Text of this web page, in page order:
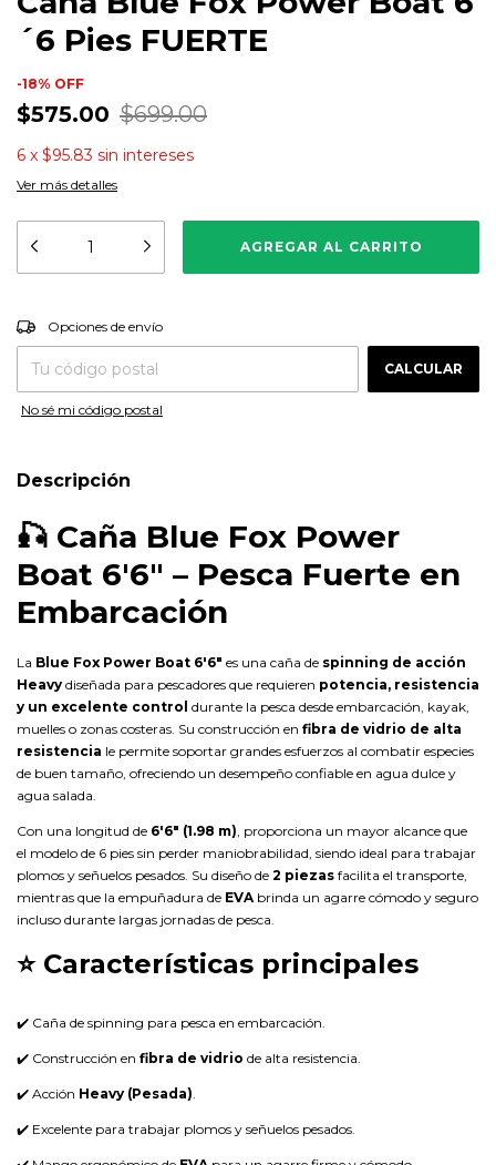
´6 Pies FUERTE
-18% OFF
$575.00 $699.00
6 x $95.83 sin intereses
Ver más detalles
Entregas para el CP:
Opciones de envío
CALCULAR
No sé mi código postal
Descripción
🎣 Caña Blue Fox Power
Boat 6'6" – Pesca Fuerte en
Embarcación
La Blue Fox Power Boat 6'6" es una caña de spinning de acción
Heavy diseñada para pescadores que requieren potencia, resistencia
y un excelente control durante la pesca desde embarcación, kayak,
muelles o zonas costeras. Su construcción en fibra de vidrio de alta
resistencia le permite soportar grandes esfuerzos al combatir especies
de buen tamaño, ofreciendo un desempeño confiable en agua dulce y
agua salada.
Con una longitud de 6'6" (1.98 m) , proporciona un mayor alcance que
el modelo de 6 pies sin perder maniobrabilidad, siendo ideal para trabajar
plomos y señuelos pesados. Su diseño de 2 piezas facilita el transporte,
mientras que la empuñadura de EVA brinda un agarre cómodo y seguro
incluso durante largas jornadas de pesca.
⭐ Características principales
✔️ Caña de spinning para pesca en embarcación.
✔️ Construcción en fibra de vidrio de alta resistencia.
✔️ Acción Heavy (Pesada)
✔️ Excelente para trabajar plomos y señuelos pesados.